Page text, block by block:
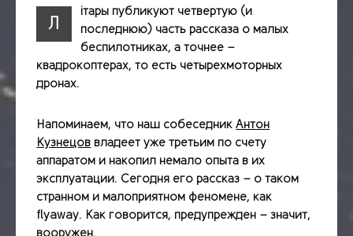
Л
iтары публикуют четвертую (и
последнюю) часть рассказа о малых
беспилотниках, а точнее –
квадрокоптерах, то есть четырехмоторных
дронах.
Напоминаем, что наш собеседникАнтон
Кузнецов владеет уже третьим по счету
аппаратом и накопил немало опыта в их
эксплуатации. Сегодня его рассказ – о таком
странном и малоприятном феномене, как
flyaway. Как говорится, предупрежден – значит,
вооружен.